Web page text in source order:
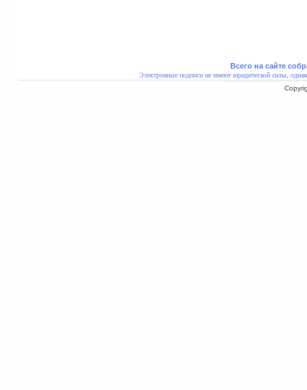
Всего на сайте
Электронные подписи не имеют юридической силы,